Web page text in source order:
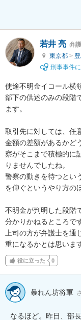
若井 亮 弁
東京都 >
刑事事件
使途不明金イコール横
部下の供述のみの段階
ます。
取引先に対しては、任
金額の差額があるかど
察がそこまで積極的に
りませんでしたね。
警察の動きを待つとい
を仰ぐというやり方の
不明金が判明した段階
分かりかねるところで
上司の方が弁護士を
重になるかとは思いま
役に立った 0
暴れん坊将軍
なるほど。昨日、部